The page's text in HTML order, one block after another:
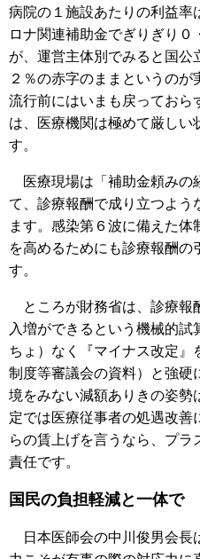
病院の１施設あたりの利益率
ロナ関連補助金でぎりぎり０
が、運営主体別でみると国公
２％の赤字のままというの
流行前にはいまも戻っておら
は、医療機関は極めて厳しい
す。
医療現場は「補助金頼みの
て、診療報酬で成り立つよう
ます。感染第６波に備えた
を高めるためにも診療報酬の
す。
ところが財務省は、診療報
入増ができるという機械的試
ちょ）なく『マイナス改定』
制度等審議会の資料）と強硬
境をみない減額ありきの姿勢
定では医療従事者の処遇改善
らの賃上げを言うなら、プ
責任です。
国民の負担軽減と一体で
日本医師会の中川俊男会長